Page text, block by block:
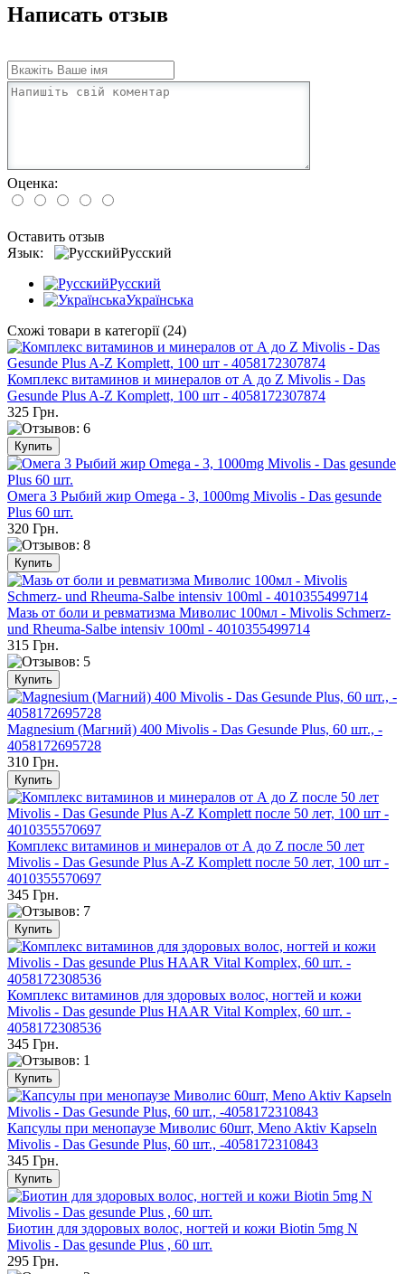
Написать отзыв
Оценка:
Оставить отзыв
Язык:
Русский
Русский
Українська
Схожі товари в категорії (24)
Комплекс витаминов и минералов от А до Z Mivolis - Das
Gesunde Plus A-Z Komplett, 100 шт - 4058172307874
325 Грн.
Омега 3 Рыбий жир Omega - 3, 1000mg Mivolis - Das gesunde
Plus 60 шт.
320 Грн.
Мазь от боли и ревматизма Миволис 100мл - Mivolis Schmerz-
und Rheuma-Salbe intensiv 100ml - 4010355499714
315 Грн.
Magnesium (Магний) 400 Mivolis - Das Gesunde Plus, 60 шт., -
4058172695728
310 Грн.
Комплекс витаминов и минералов от А до Z после 50 лет
Mivolis - Das Gesunde Plus A-Z Komplett после 50 лет, 100 шт -
4010355570697
345 Грн.
Комплекс витаминов для здоровых волос, ногтей и кожи
Mivolis - Das gesunde Plus HAAR Vital Komplex, 60 шт. -
4058172308536
345 Грн.
Капсулы при менопаузе Миволис 60шт, Meno Aktiv Kapseln
Mivolis - Das Gesunde Plus, 60 шт., -4058172310843
345 Грн.
Биотин для здоровых волос, ногтей и кожи Biotin 5mg N
Mivolis - Das gesunde Plus , 60 шт.
295 Грн.